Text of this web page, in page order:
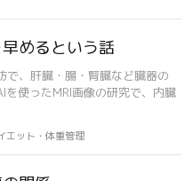
めるという話
で、肝臓・腸・腎臓など臓器の
使ったMRI画像の研究で、内臓
エット・体重管理
i